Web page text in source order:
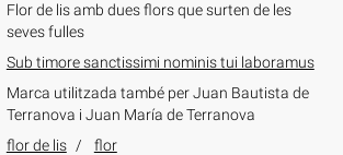
Flor de lis amb dues flors que surten de les
seves fulles
Sub timore sanctissimi nominis tui laboramus
Marca utilitzada també per Juan Bautista de
Terranova i Juan María de Terranova
flor de lis flor